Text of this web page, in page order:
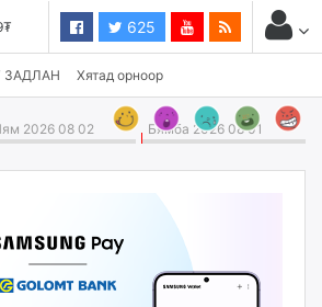
625
ЗАДЛАН Хятад орноор
2026 08 02 Бямба 2026 08 01